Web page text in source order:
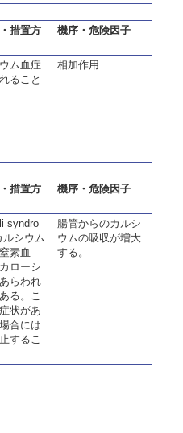
措置方
機序・危険因子
ム血症
ること
相加作用
措置方
機序・危険因子
syndro
ルシウム
素血
ローシ
らわれ
る。こ
状があ
合には
するこ
腸管からのカルシ
ウムの吸収が増大
する。